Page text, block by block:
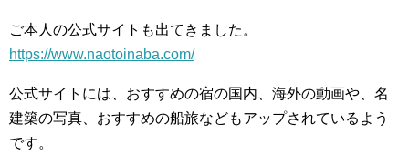
ご本人の公式サイトも出てきました。
https://www.naotoinaba.com/
公式サイトには、おすすめの宿の国内、海外の動画や、名
建築の写真、おすすめの船旅などもアップされているよう
です。